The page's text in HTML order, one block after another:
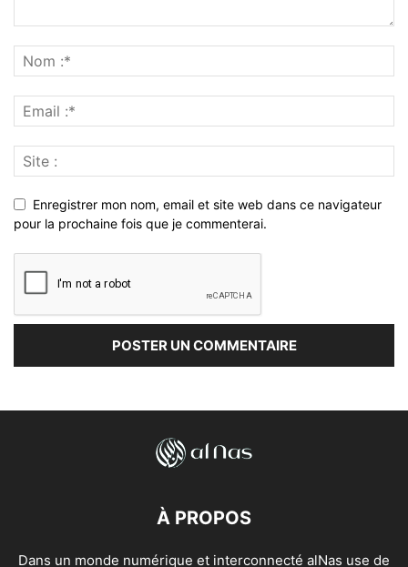
Enregistrer mon nom, email et site web dans ce navigateur
pour la prochaine fois que je commenterai.
À PROPOS
Dans un monde numérique et interconnecté alNas use de